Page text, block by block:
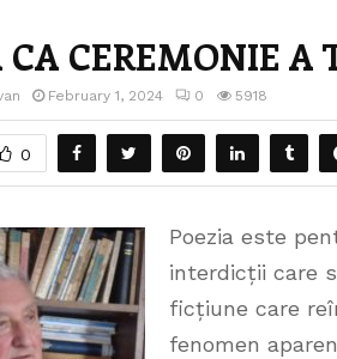
CA CEREMONIE A
February 1, 2024 0 5918
0
Poezia este
interdicții care
ficțiune care
fenomen